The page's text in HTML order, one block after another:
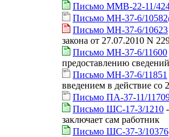
Письмо ММВ-22-11/
Письмо МН-37-6/
Письмо МН-37-6/10623
закона от 27.07.2010 N
Письмо МН-37-6/11600
предоставлению
Письмо МН-37-6/11851
введением в действие со
Письмо ПА-37-11/
Письмо ШС-17-3/1210
заключает сам работник
Письмо ШС-37-3/